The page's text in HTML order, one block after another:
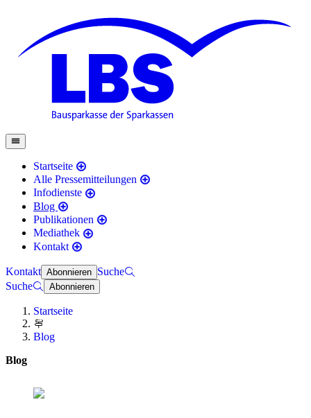
Startseite
Alle Pressemitteilungen
Infodienste
Blog
Publikationen
Mediathek
Kontakt
Kontakt Abonnieren Suche
Suche
Abonnieren
Startseite
Blog
Blog